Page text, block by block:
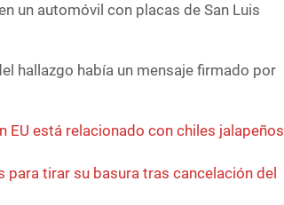
un automóvil con placas de San Luis
hallazgo había un mensaje firmado por
EU está relacionado con chiles jalapeños
tirar su basura tras cancelación del